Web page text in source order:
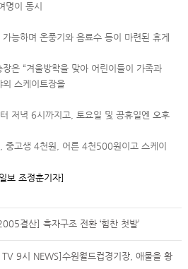
이 동시
능하며 온풍기와 음료수 등이 마련된 휴게
은 “겨울방학을 맞아 어린이들이 가족과
스케이트장을
저녁 6시까지고, 토요일 및 공휴일엔 오후
중고생 4천원, 어른 4천500원이고 스케이
보 조정훈기자]
결산] 흑자구조 전환 ‘힘찬 첫발’
9시 NEWS]수원월드컵경기장, 애물을 황